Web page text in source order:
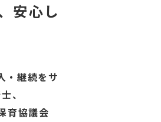
安心し
・継続をサ
、
育協議会